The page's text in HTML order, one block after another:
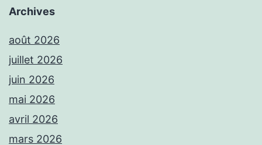
Archives
août 2026
juillet 2026
juin 2026
mai 2026
avril 2026
mars 2026